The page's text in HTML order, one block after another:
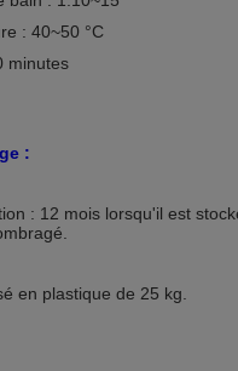
°C
:
: 12 mois lorsqu'il est
en plastique de 25 kg.